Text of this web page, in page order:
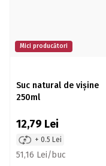
Mici producători
Suc natural de vișine
250ml
12,79 Lei
+ 0.5 Lei
51,16 Lei/buc